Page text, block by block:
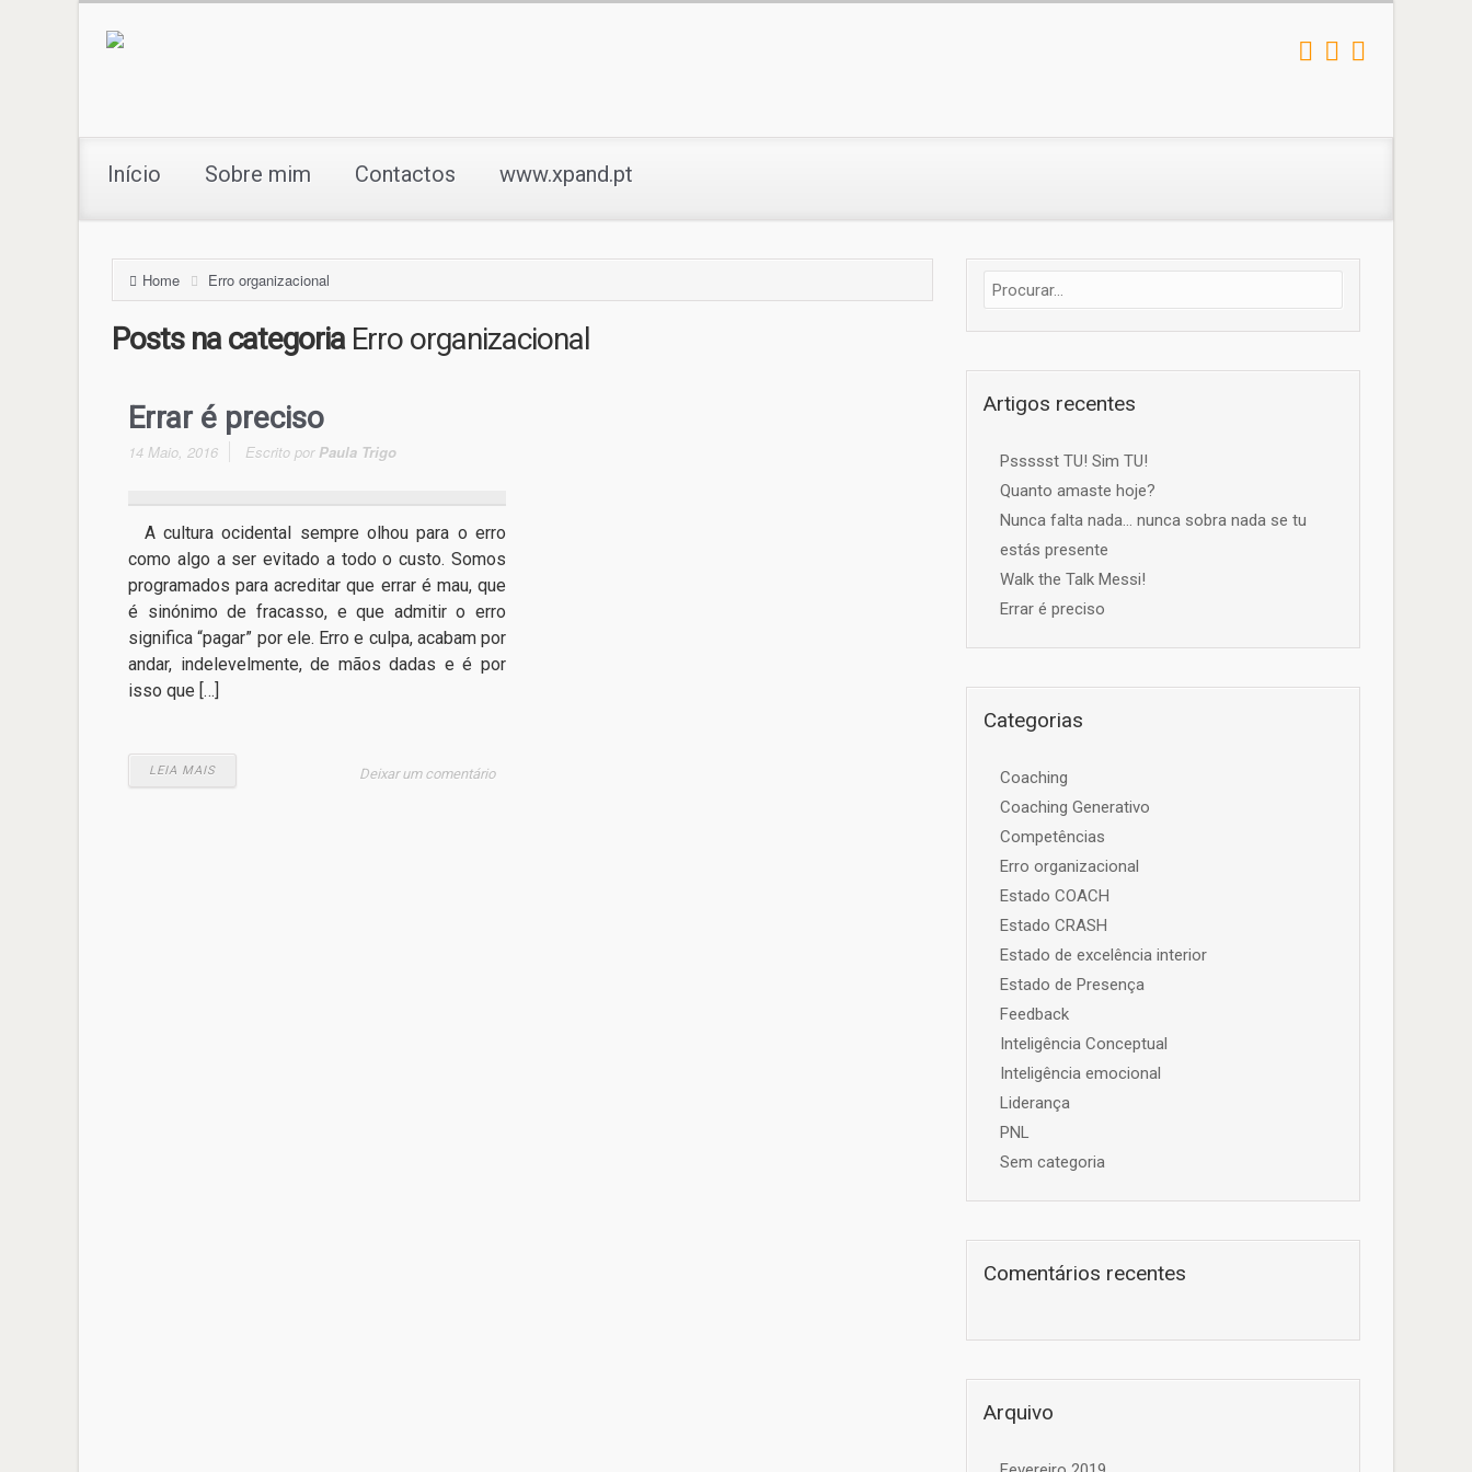
Início Sobre mim Contactos www.xpand.pt
Home Erro organizacional
Posts na categoria Erro organizacional
Errar é preciso
14 Maio, 2016 Escrito por Paula Trigo
A cultura ocidental sempre olhou para o erro
como algo a ser evitado a todo o custo. Somos
programados para acreditar que errar é mau, que
é sinónimo de fracasso, e que admitir o erro
significa “pagar” por ele. Erro e culpa, acabam por
andar, indelevelmente, de mãos dadas e é por
isso que […]
LEIA MAIS Deixar um comentário
Artigos recentes
Pssssst TU! Sim TU!
Quanto amaste hoje?
Nunca falta nada… nunca sobra nada se tu
estás presente
Walk the Talk Messi!
Errar é preciso
Categorias
Coaching
Coaching Generativo
Competências
Erro organizacional
Estado COACH
Estado CRASH
Estado de excelência interior
Estado de Presença
Feedback
Inteligência Conceptual
Inteligência emocional
Liderança
PNL
Sem categoria
Comentários recentes
Arquivo